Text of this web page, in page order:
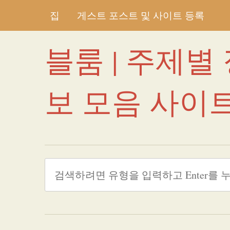
집 게스트 포스트 및 사이트 등록
블룸 | 주제별
보 모음 사이